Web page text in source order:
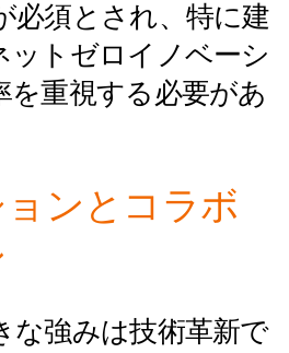
必須とされ、特に建
ットゼロイノベーシ
を重視する必要があ
ンとコラボ
な強みは技術革新で